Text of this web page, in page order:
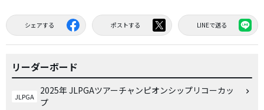
シェアする ポストする LINEで送る
リーダーボード
JLPGA
2025年 JLPGAツアーチャンピオンシップリコーカッ
プ